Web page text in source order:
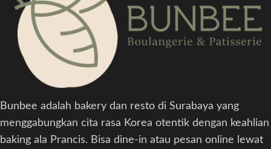
Bunbee adalah bakery dan resto di Surabaya yang
menggabungkan cita rasa Korea otentik dengan keahlian
baking ala Prancis. Bisa dine-in atau pesan online lewat